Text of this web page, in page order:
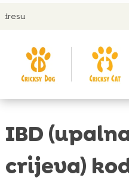
🤝 Možeš
IBD
crijeva)